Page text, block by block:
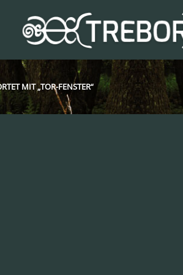
MIT „TOR-FENSTER“